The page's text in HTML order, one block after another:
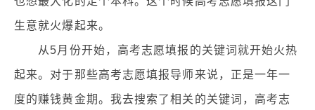
生意就火爆起来。
从5月份开始，高考志愿填报的关键词就开始火热
起来。对于那些高考志愿填报导师来说，正是一年一
度的赚钱黄金期。我去搜索了相关的关键词，高考志